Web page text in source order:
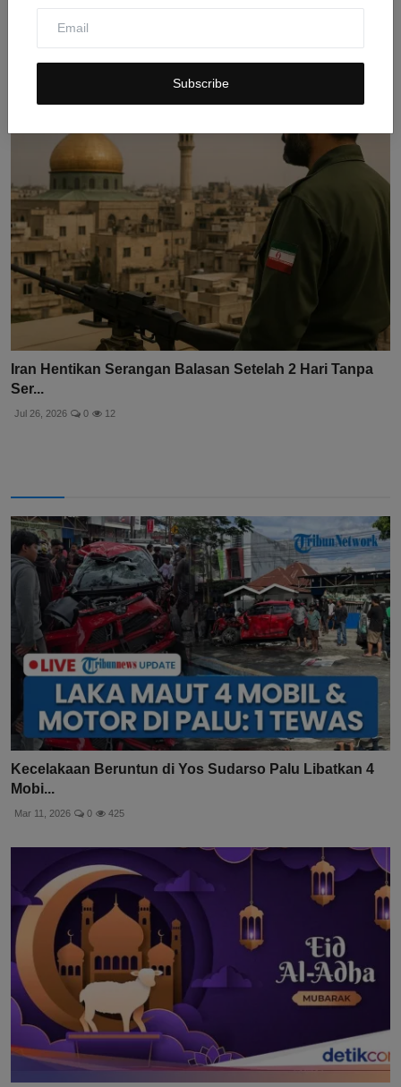
Subscribe
Iran Hentikan Serangan Balasan Setelah 2 Hari Tanpa
Ser...
Jul 26, 2026 0 12
Kecelakaan Beruntun di Yos Sudarso Palu Libatkan 4
Mobi...
Mar 11, 2026 0 425